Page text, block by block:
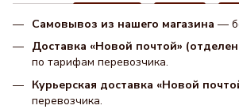
Самовывоз из нашего магазина —
Доставка «Новой почтой»
по тарифам перевозчика.
Курьерская доставка «Новой
перевозчика.